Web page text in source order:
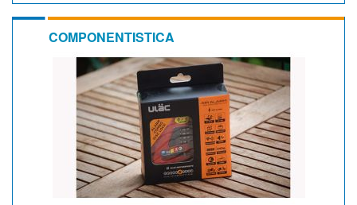
COMPONENTISTICA